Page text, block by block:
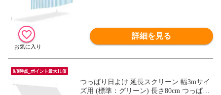
詳細を見る
8/8時点_ポイント最大11倍
つっぱり日よけ 延長スクリーン 幅3mサイ
ズ用 (標準：グリーン) 長さ80cm つっぱり